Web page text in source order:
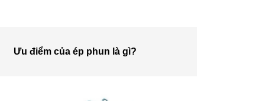
Ưu điểm của ép phun là gì?